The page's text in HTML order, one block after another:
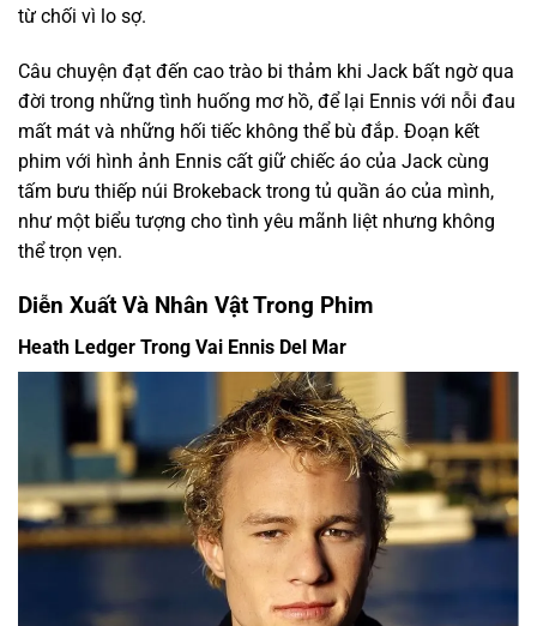
từ chối vì lo sợ.
Câu chuyện đạt đến cao trào bi thảm khi Jack bất ngờ qua
đời trong những tình huống mơ hồ, để lại Ennis với nỗi đau
mất mát và những hối tiếc không thể bù đắp. Đoạn kết
phim với hình ảnh Ennis cất giữ chiếc áo của Jack cùng
tấm bưu thiếp núi Brokeback trong tủ quần áo của mình,
như một biểu tượng cho tình yêu mãnh liệt nhưng không
thể trọn vẹn.
Diễn Xuất Và Nhân Vật Trong Phim
Heath Ledger Trong Vai Ennis Del Mar